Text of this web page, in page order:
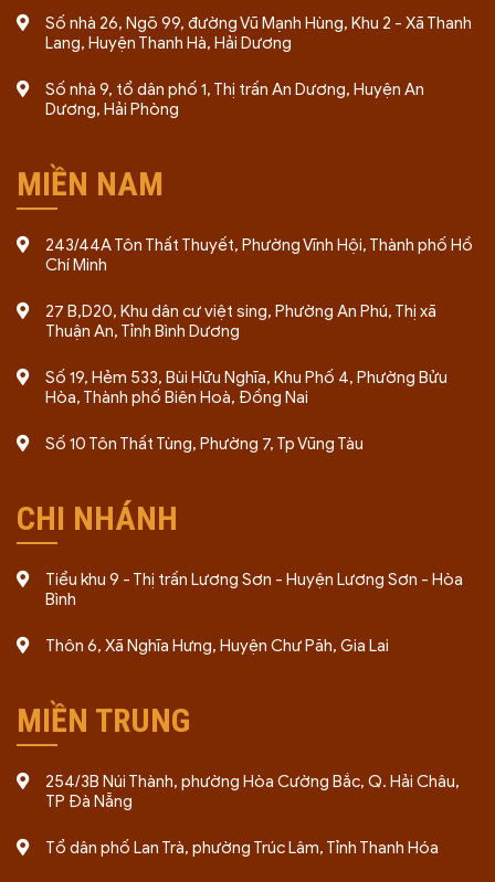
Thấu hiểu quy định pháp luật hiện hành và yêu cầu
thực tiễn của cơ quan nhà nước.
Kinh nghiệm triển khai đa lĩnh vực: thương mại, sản
xuất, y tế, F&B, xây dựng, đầu tư nước ngoài.
hợp đồng – soạn & nộp hồ sơ – bàn giao kết quả.
đổi đăng ký kinh doanh, tư vấn pháp lý thường
xuyên.
Giá trị cam kết
Nhanh & đúng hạn: theo dõi hồ sơ sát sao, chủ
động cập nhật tiến độ.
bị yêu cầu bổ sung.
công việc, không phát sinh bất ngờ.
nhận kết quả và giai đoạn vận hành.
Bảo mật tuyệt đối:
sử dụng cho mục đích xử lý hồ sơ.
Số nhà 26, Ngõ 99, đường Vũ Mạnh Hùng, Khu 2 - Xã Thanh
Lang, Huyện Thanh Hà, Hải Dương
Số nhà 9, tổ dân phố 1, Thị trấn An Dương, Huyện An
Dương, Hải Phòng
MIỀN NAM
243/44A Tôn Thất Thuyết, Phường Vĩnh Hội, Thành phố Hồ
Chí Minh
27 B,D20, Khu dân cư việt sing, Phường An Phú, Thị xã
Thuận An, Tỉnh Bình Dương
Số 19, Hẻm 533, Bùi Hữu Nghĩa, Khu Phố 4, Phường Bửu
Hòa, Thành phố Biên Hoà, Đồng Nai
Số 10 Tôn Thất Tùng, Phường 7, Tp Vũng Tàu
CHI NHÁNH
Tiểu khu 9 - Thị trấn Lương Sơn - Huyện Lương Sơn - Hòa
Bình
Thôn 6, Xã Nghĩa Hưng, Huyện Chư Păh, Gia Lai
MIỀN TRUNG
254/3B Núi Thành, phường Hòa Cường Bắc, Q. Hải Châu,
TP Đà Nẵng
Tổ dân phố Lan Trà, phường Trúc Lâm, Tỉnh Thanh Hóa